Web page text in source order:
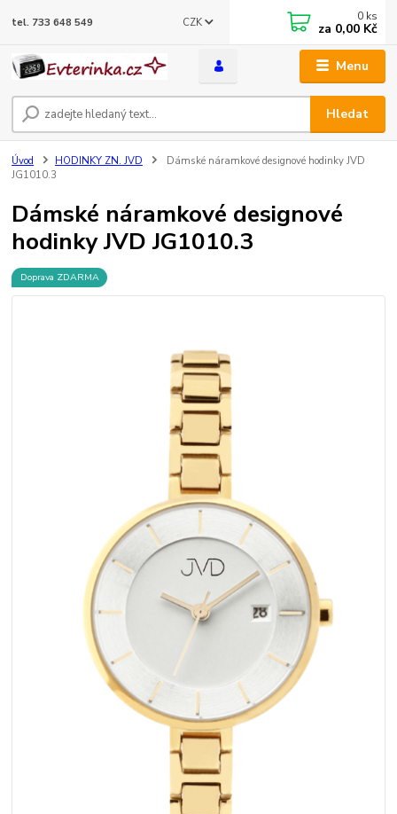
Menu
CZK
Hledat
tel. 733 648 549 0 ks
za 0,00 Kč
Úvod HODINKY ZN. JVD
Dámské náramkové designové hodinky JVD
JG1010.3
Dámské náramkové designové
hodinky JVD JG1010.3
Doprava ZDARMA